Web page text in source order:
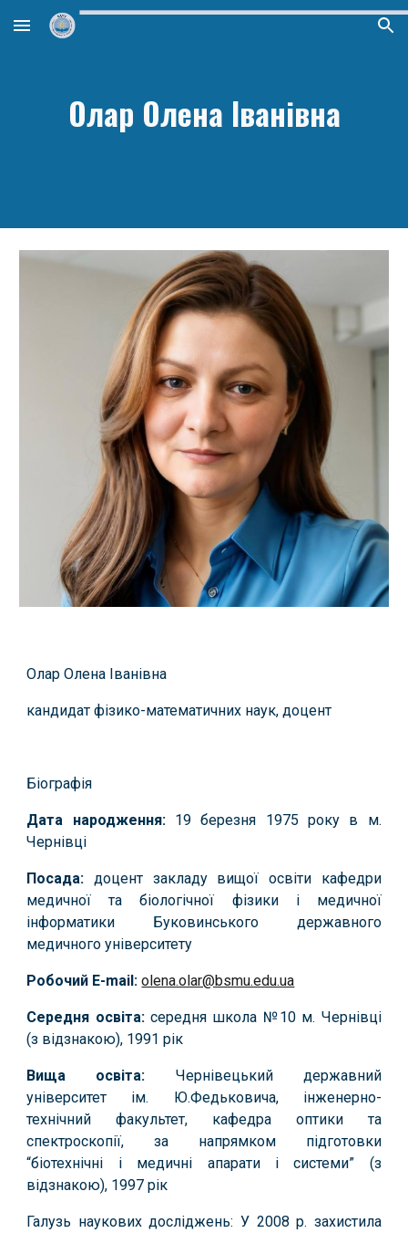
Skip to main content Skip to navigation
Олар Олена Іванівна
Олар Олена Іванівна
кандидат фізико-математичних наук, доцент
Біографія
Дата народження:19 березня 1975 року в м.
Чернівці
Посада: доцент закладу вищої освіти кафедри
медичної та біологічної фізики і медичної
інформатики Буковинського державного
медичного університету
Робочий E-mail: olena.olar@bsmu.edu.ua
Середня освіта:середня школа №10 м. Чернівці
(з відзнакою), 1991 рік
Вища освіта: Чернівецький державний
університет ім. Ю.Федьковича, інженерно-
технічний факультет, кафедра оптики та
спектроскопії, за напрямком підготовки
“біотехнічні і медичні апарати і системи” (з
відзнакою), 1997 рік
Галузь наукових досліджень: У 2008 р. захистила